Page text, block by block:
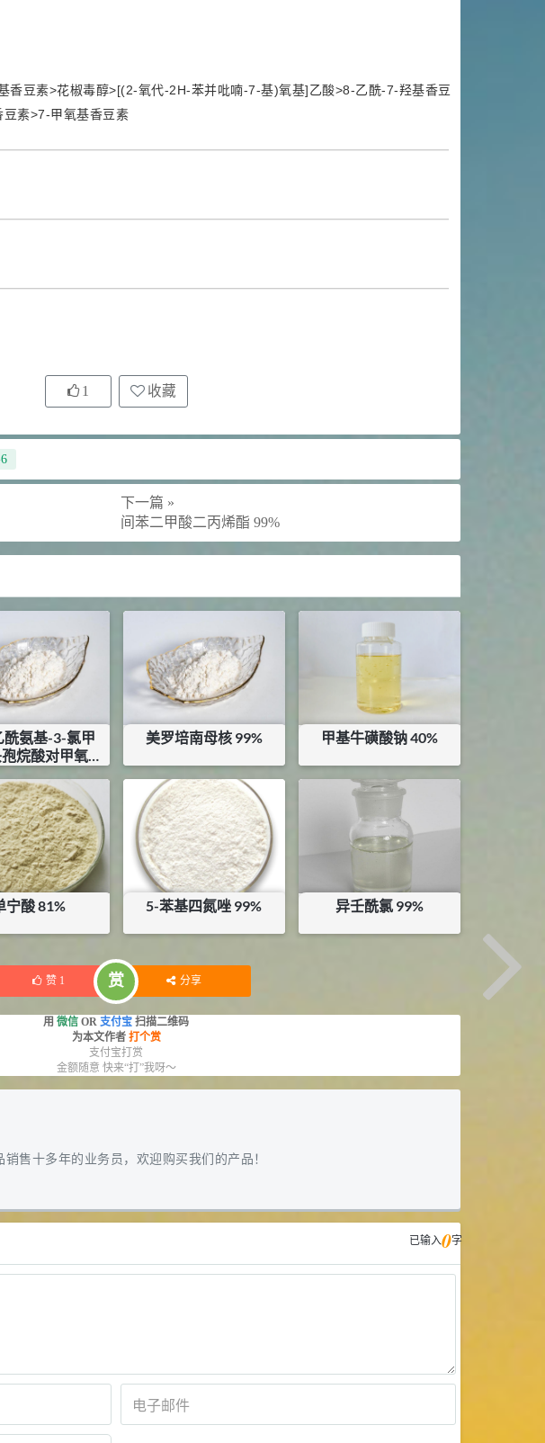
香豆素>花椒毒醇>[(2-氧代-2H-苯并吡喃-7-基)氧基]乙酸>8-乙酰-7-羟基香豆
素>7-甲氧基香豆素
1 收藏
下一篇 »
间苯二甲酸二丙烯酯 99%
酰氨基-3-氯甲
烷酸对甲氧基
酯 97.5%
¥300
存：20KG
美罗培南母核 99%
¥3300
库存：0.9 KG
甲基牛磺酸钠 40%
30
宁酸 81%
库存：0KG
5-苯基四氮唑 99%
库存：0KG
异壬酰氯 99%
赞 1 赏 分享
用 微信 OR 支付宝 扫描二维码
为本文作者 打个赏
支付宝打赏
金额随意 快来“打”我呀～
售十多年的业务员，欢迎购买我们的产品！
已输入0字
剂
NMA
香醛）
料
料
料